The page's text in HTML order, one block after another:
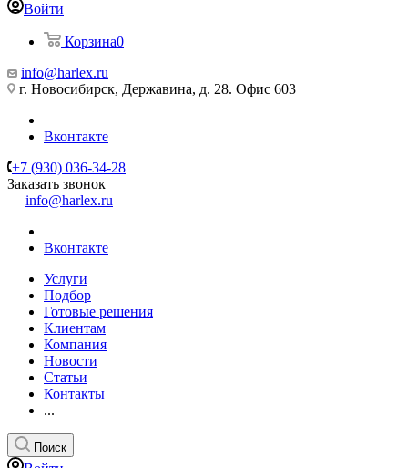
Войти
Корзина0
info@harlex.ru
г. Новосибирск, Державина, д. 28. Офис 603
Вконтакте
+7 (930) 036-34-28
Заказать звонок
info@harlex.ru
Вконтакте
Услуги
Подбор
Готовые решения
Клиентам
Компания
Новости
Статьи
Контакты
...
Поиск